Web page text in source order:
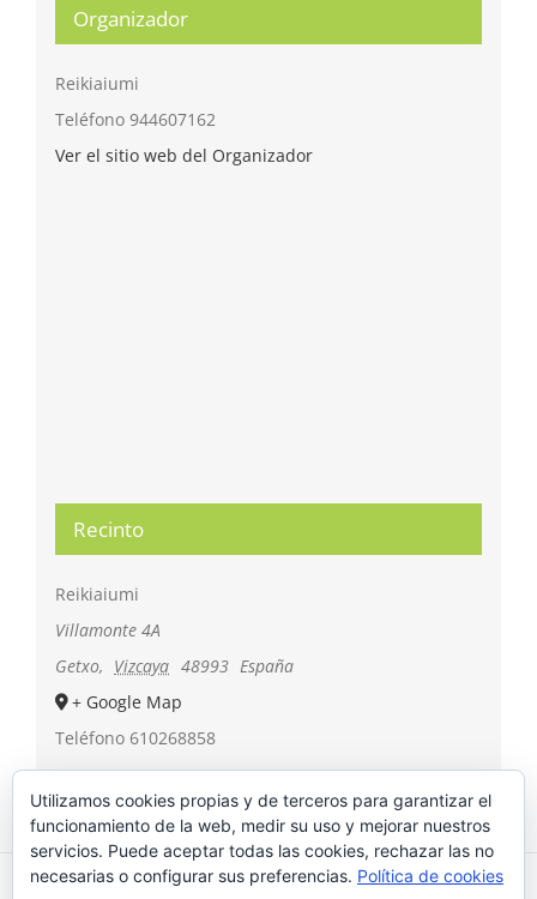
Organizador
Reikiaiumi
Teléfono 944607162
Ver el sitio web del Organizador
Recinto
Reikiaiumi
Villamonte 4A
Getxo, Vizcaya 48993 España
+ Google Map
Teléfono 610268858
Utilizamos cookies propias y de terceros para garantizar el
funcionamiento de la web, medir su uso y mejorar nuestros
servicios. Puede aceptar todas las cookies, rechazar las no
necesarias o configurar sus preferencias. Política de cookies